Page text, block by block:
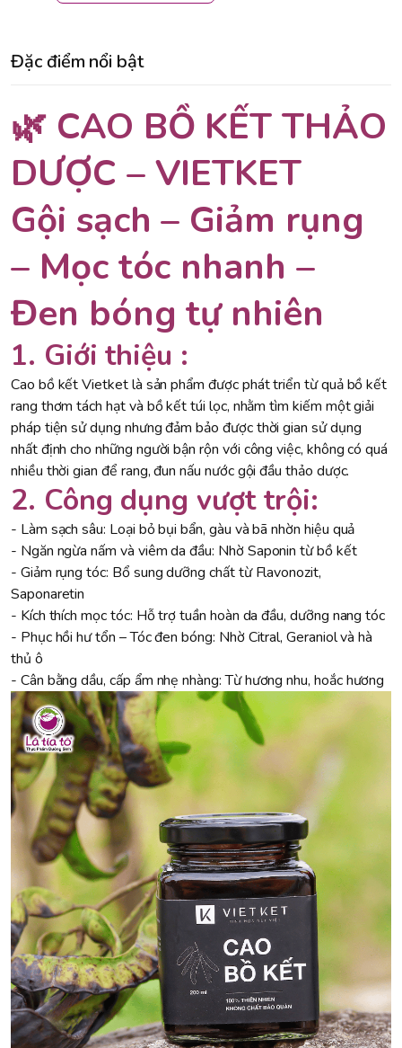
Đặc điểm nổi bật
🌿 CAO BỒ KẾT THẢO
DƯỢC – VIETKET
Gội sạch – Giảm rụng
– Mọc tóc nhanh –
Đen bóng tự nhiên
1. Giới thiệu :
Cao bồ kết Vietket là sản phẩm được phát triển từ quả bồ kết
rang thơm tách hạt và bồ kết túi lọc, nhằm tìm kiếm một giải
pháp tiện sử dụng nhưng đảm bảo được thời gian sử dụng
nhất định cho những người bận rộn với công việc, không có quá
nhiều thời gian để rang, đun nấu nước gội đầu thảo dược.
2. Công dụng vượt trội:
- Làm sạch sâu: Loại bỏ bụi bẩn, gàu và bã nhờn hiệu quả
- Ngăn ngừa nấm và viêm da đầu: Nhờ Saponin từ bồ kết
- Giảm rụng tóc: Bổ sung dưỡng chất từ Flavonozit,
Saponaretin
- Kích thích mọc tóc: Hỗ trợ tuần hoàn da đầu, dưỡng nang tóc
- Phục hồi hư tổn – Tóc đen bóng: Nhờ Citral, Geraniol và hà
thủ ô
- Cân bằng dầu, cấp ẩm nhẹ nhàng: Từ hương nhu, hoắc hương